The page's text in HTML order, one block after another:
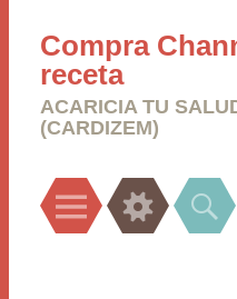
Compra
receta
ACARICIA TU
(CARDIZEM)
Menu Widgets